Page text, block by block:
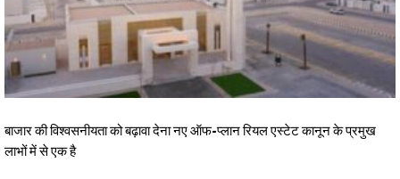
बाजार की विश्वसनीयता को बढ़ावा देना नए ऑफ-प्लान रियल एस्टेट कानून के प्रमुख
लाभों में से एक है